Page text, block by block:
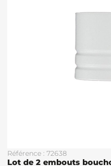
Référence : 72638
Lot de 2 embouts